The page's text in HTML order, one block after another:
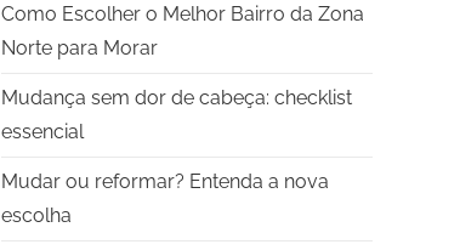
Como Escolher o Melhor Bairro da Zona
Norte para Morar
Mudança sem dor de cabeça: checklist
essencial
Mudar ou reformar? Entenda a nova
escolha